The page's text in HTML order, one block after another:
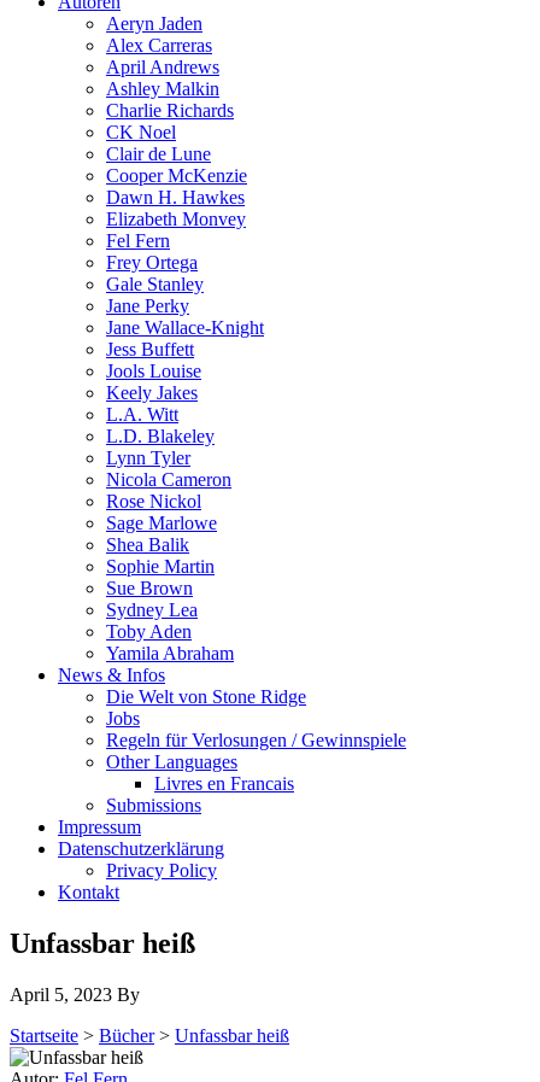
Aeryn Jaden
Alex Carreras
April Andrews
Ashley Malkin
Charlie Richards
CK Noel
Clair de Lune
Cooper McKenzie
Dawn H. Hawkes
Elizabeth Monvey
Fel Fern
Frey Ortega
Gale Stanley
Jane Perky
Jane Wallace-Knight
Jess Buffett
Jools Louise
Keely Jakes
L.A. Witt
L.D. Blakeley
Lynn Tyler
Nicola Cameron
Rose Nickol
Sage Marlowe
Shea Balik
Sophie Martin
Sue Brown
Sydney Lea
Toby Aden
Yamila Abraham
News & Infos
Die Welt von Stone Ridge
Jobs
Regeln für Verlosungen / Gewinnspiele
Other Languages
Livres en Francais
Submissions
Impressum
Datenschutzerklärung
Privacy Policy
Kontakt
Unfassbar heiß
April 5, 2023 By
Startseite > Bücher> Unfassbar heiß